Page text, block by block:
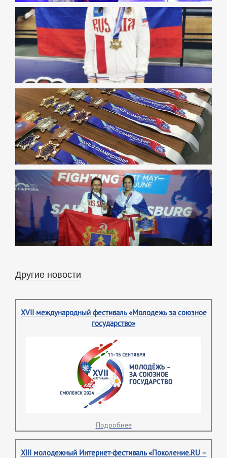
Другие новости
XVII международный фестиваль «Молодежь за союзное
государство»
Подробнее
XIII молодежный Интернет-фестиваль «Поколение.RU –